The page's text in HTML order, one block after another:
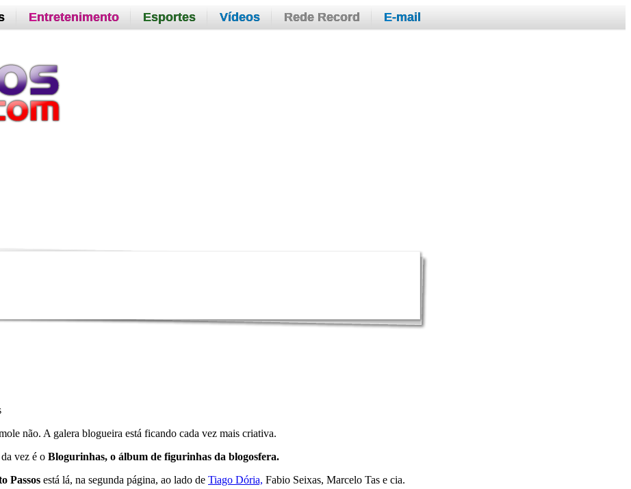
Entretenimento Esportes Vídeos Rede Record E-mail
não. A galera blogueira está ficando cada vez mais criativa.
vez é o Blogurinhas, o álbum de figurinhas da blogosfera.
Passos está lá, na segunda página, ao lado de Tiago Dória, Fabio Seixas, Marcelo Tas e cia.